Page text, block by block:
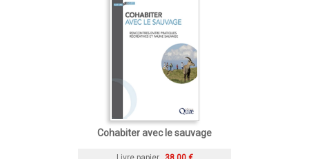
Cohabiter avec le sauvage